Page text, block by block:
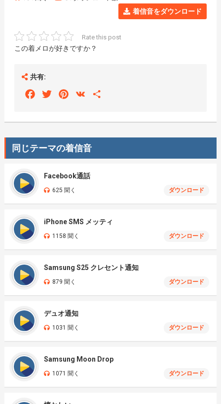
着信音をダウンロード
Rate this post
この着メロが好きですか？
共有:
FacebookTwitterPinterest
VK
同じテーマの着信音
Facebook通話
625 聞く ダウンロード
iPhone SMS メッティ
1158 聞く ダウンロード
Samsung S25 クレセント通知
879 聞く ダウンロード
デュオ通知
1031 聞く ダウンロード
Samsung Moon Drop
1071 聞く ダウンロード